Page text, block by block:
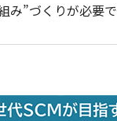
み”づくりが必要